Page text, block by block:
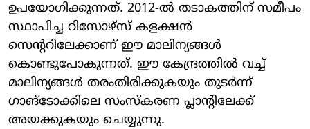
ഉപയോഗിക്കുന്നത്. 2012-ൽ തടാകത്തിന് സമീപം
സ്ഥാപിച്ച റിസോഴ്സ് കളക്ഷൻ
സെന്ററിലേക്കാണ് ഈ മാലിന്യങ്ങൾ
കൊണ്ടുപോകുന്നത്. ഈ കേന്ദ്രത്തിൽ വച്ച്
മാലിന്യങ്ങൾ തരംതിരിക്കുകയും തുടർന്ന്
ഗാങ്‌ടോക്കിലെ സംസ്കരണ പ്ലാന്റിലേക്ക്
അയക്കുകയും ചെയ്യുന്നു.